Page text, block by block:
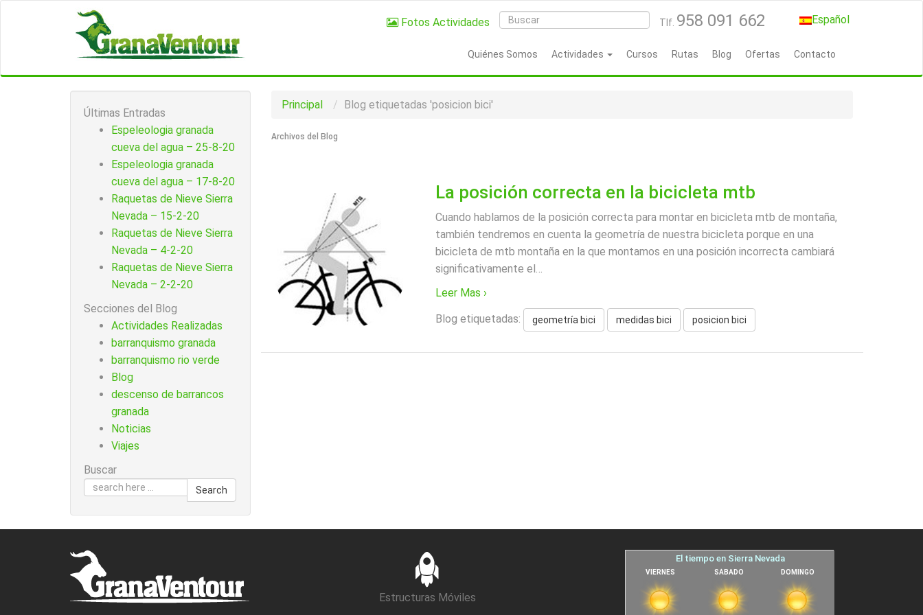
Español
Fotos Actividades Tlf. 958 091 662
Quiénes Somos Actividades Cursos Rutas Blog Ofertas Contacto
Principal Blog etiquetadas 'posicion bici'
Archivos del Blog
La posición correcta en la bicicleta mtb
Cuando hablamos de la posición correcta para montar en bicicleta mtb de montaña,
también tendremos en cuenta la geometría de nuestra bicicleta porque en una
bicicleta de mtb montaña en la que montamos en una posición incorrecta cambiará
significativamente el…
Leer Mas ›
Blog etiquetadas: geometría bici medidas bici posicion bici
Últimas Entradas
Espeleologia granada
cueva del agua – 25-8-20
Espeleologia granada
cueva del agua – 17-8-20
Raquetas de Nieve Sierra
Nevada – 15-2-20
Raquetas de Nieve Sierra
Nevada – 4-2-20
Raquetas de Nieve Sierra
Nevada – 2-2-20
Secciones del Blog
Actividades Realizadas
barranquismo granada
barranquismo rio verde
Blog
descenso de barrancos
granada
Noticias
Viajes
Buscar
Search
Estructuras Móviles